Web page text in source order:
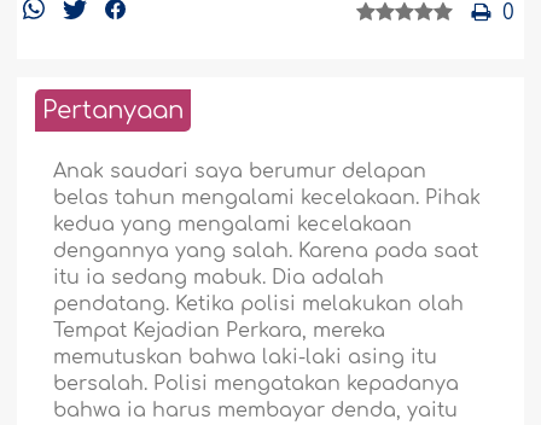
0
Pertanyaan
Anak saudari saya berumur delapan
belas tahun mengalami kecelakaan. Pihak
kedua yang mengalami kecelakaan
dengannya yang salah. Karena pada saat
itu ia sedang mabuk. Dia adalah
pendatang. Ketika polisi melakukan olah
Tempat Kejadian Perkara, mereka
memutuskan bahwa laki-laki asing itu
bersalah. Polisi mengatakan kepadanya
bahwa ia harus membayar denda, yaitu